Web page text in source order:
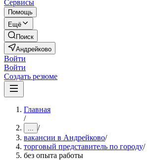
Сервисы
Помощь
Ещё
Поиск
Андрейково
Войти
Войти
Создать резюме
Главная
/
... /
вакансии в Андрейково/
торговый представитель по городу/
без опыта работы